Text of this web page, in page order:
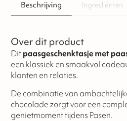
Beschrijving Ingrediënten
Over dit product
Dit paasgeschenktasje met
een klassiek en smaakvol
klanten en relaties.
De combinatie van
chocolade zorgt voor een
genietmoment tijdens Pasen.